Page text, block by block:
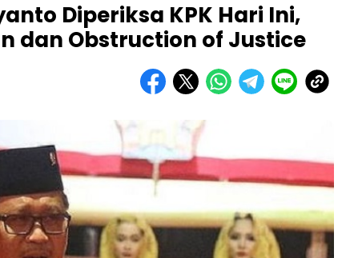
Diperiksa KPK Hari Ini,
dan Obstruction of Justice